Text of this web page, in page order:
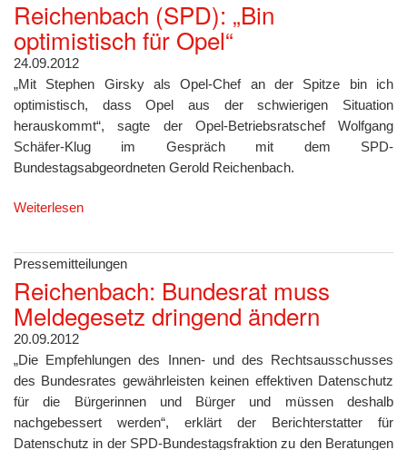
Reichenbach (SPD): „Bin
optimistisch für Opel“
24.09.2012
„Mit Stephen Girsky als Opel-Chef an der Spitze bin ich
optimistisch, dass Opel aus der schwierigen Situation
herauskommt“, sagte der Opel-Betriebsratschef Wolfgang
Schäfer-Klug im Gespräch mit dem SPD-
Bundestagsabgeordneten Gerold Reichenbach.
Weiterlesen
Pressemitteilungen
Reichenbach: Bundesrat muss
Meldegesetz dringend ändern
20.09.2012
„Die Empfehlungen des Innen- und des Rechtsausschusses
des Bundesrates gewährleisten keinen effektiven Datenschutz
für die Bürgerinnen und Bürger und müssen deshalb
nachgebessert werden“, erklärt der Berichterstatter für
Datenschutz in der SPD-Bundestagsfraktion zu den Beratungen